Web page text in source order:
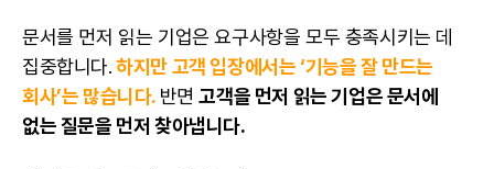
문서를 먼저 읽는 기업은 요구사항을 모두 충족시키는 데
집중합니다.하지만 고객 입장에서는 ‘기능을 잘 만드는
회사’는 많습니다. 반면고객을 먼저 읽는 기업은 문서에
없는 질문을 먼저 찾아냅니다.